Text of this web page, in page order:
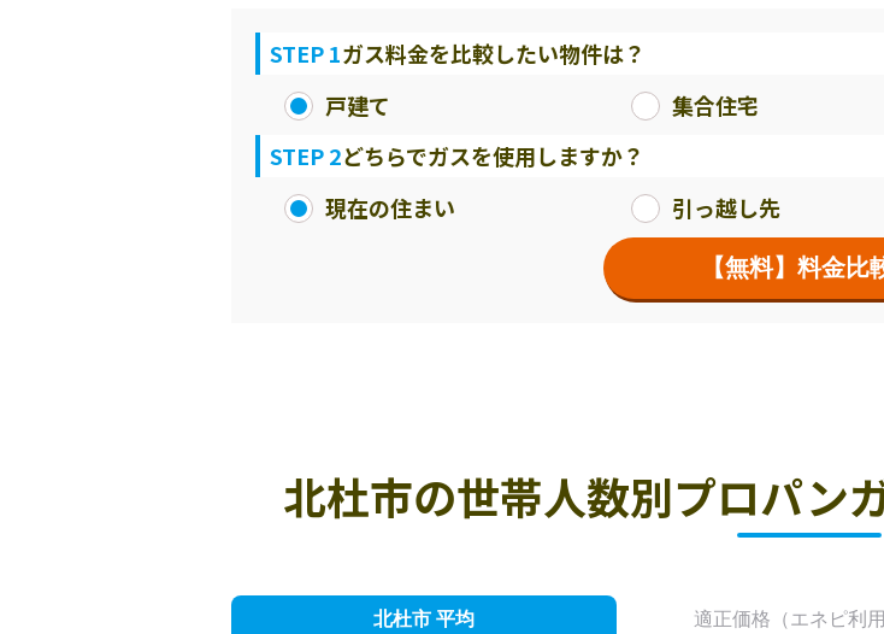
STEP 1ガス料金を比較したい物件は？
戸建て
集合住宅
STEP 2どちらでガスを使用しますか？
現在の住まい
引っ越し先
【無料】料金比
北杜市の世帯人数別プロパン
北杜市 平均 適正価格 （エネピ利